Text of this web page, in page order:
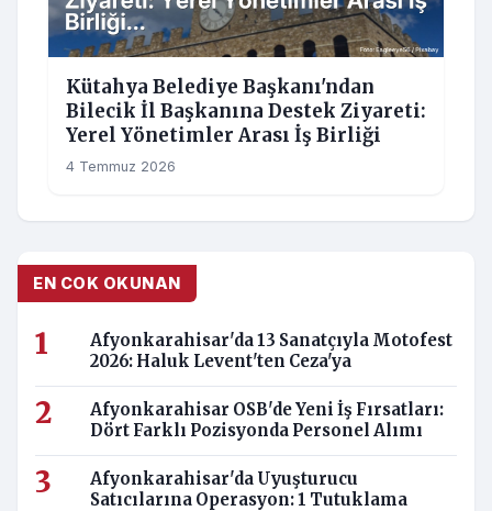
Kütahya Belediye Başkanı'ndan
Bilecik İl Başkanına Destek Ziyareti:
Yerel Yönetimler Arası İş Birliği
4 Temmuz 2026
EN COK OKUNAN
Afyonkarahisar'da 13 Sanatçıyla Motofest
2026: Haluk Levent'ten Ceza'ya
Afyonkarahisar OSB'de Yeni İş Fırsatları:
Dört Farklı Pozisyonda Personel Alımı
Afyonkarahisar'da Uyuşturucu
Satıcılarına Operasyon: 1 Tutuklama